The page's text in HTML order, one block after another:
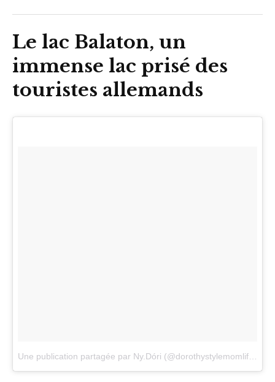
Le lac Balaton, un
immense lac prisé des
touristes allemands
Une publication partagée par Ny.Dóri (@dorothystylemomlife)